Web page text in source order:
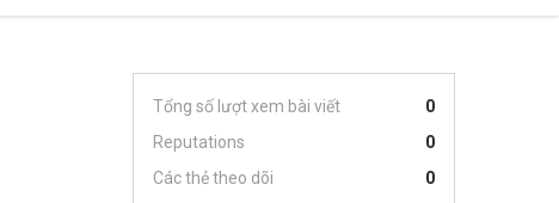
Tổng số lượt xem bài viết
0
Reputations
0
Các thẻ theo dõi
0